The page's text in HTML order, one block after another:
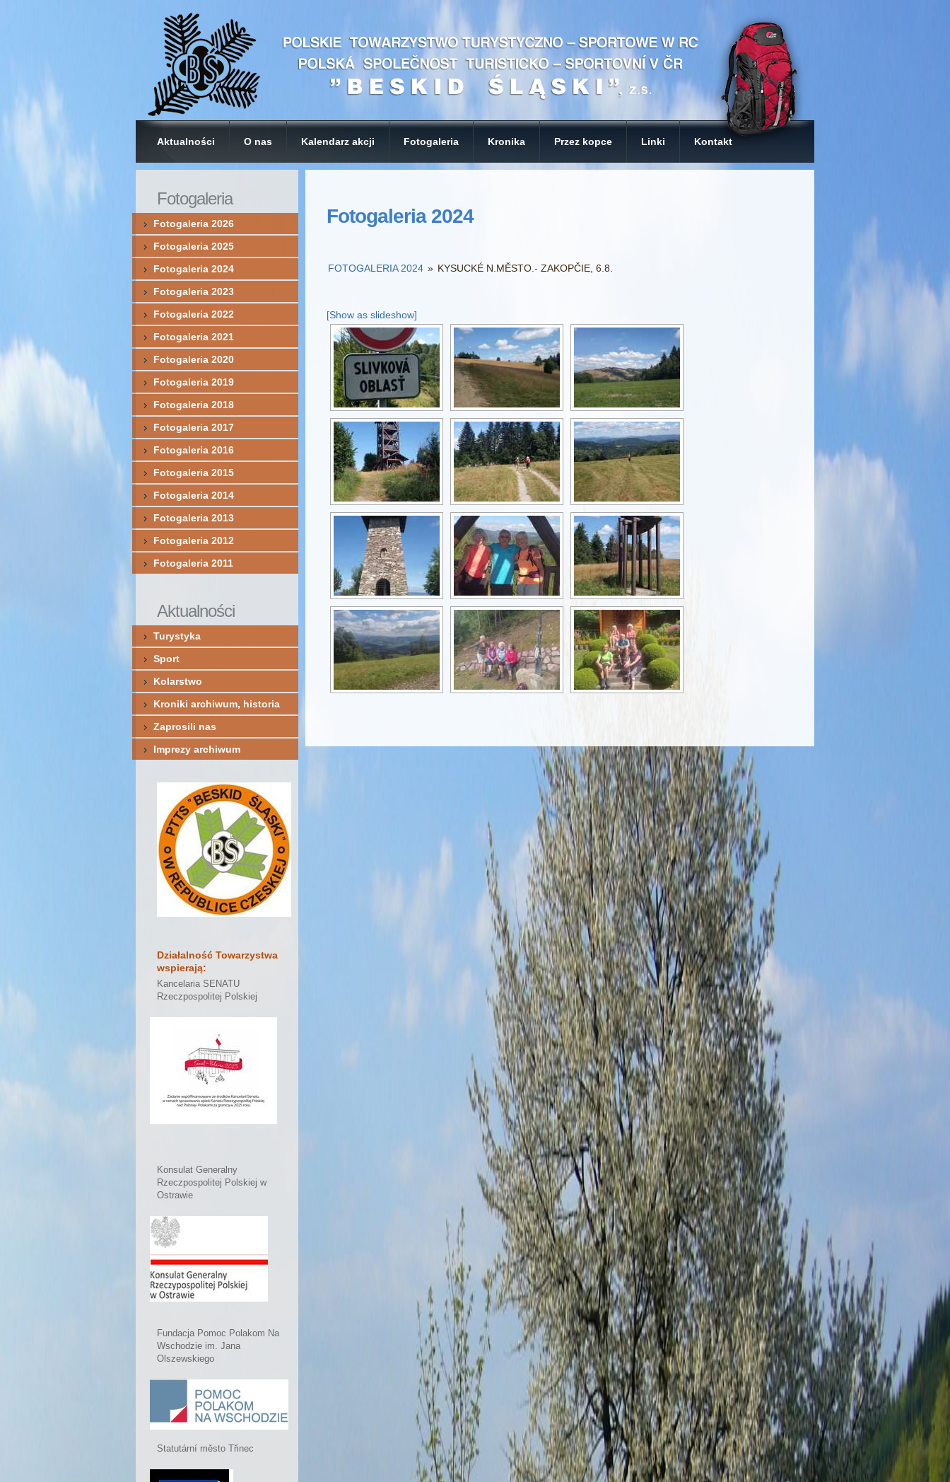
Aktualności O nas Kalendarz akcji Fotogaleria Kronika Przez kopce Linki Kontakt
Fotogaleria 2024
FOTOGALERIA 2024 » KYSUCKÉ N.MĚSTO.- ZAKOPČIE, 6.8.
[Show as slideshow]
Fotogaleria
Fotogaleria 2026
Fotogaleria 2025
Fotogaleria 2024
Fotogaleria 2023
Fotogaleria 2022
Fotogaleria 2021
Fotogaleria 2020
Fotogaleria 2019
Fotogaleria 2018
Fotogaleria 2017
Fotogaleria 2016
Fotogaleria 2015
Fotogaleria 2014
Fotogaleria 2013
Fotogaleria 2012
Fotogaleria 2011
Aktualności
Turystyka
Sport
Kolarstwo
Kroniki archiwum, historia
Zaprosili nas
Imprezy archiwum
Działalność Towarzystwa
wspierają:
Kancelaria SENATU
Rzeczpospolitej Polskiej
Konsulat Generalny
Rzeczpospolitej Polskiej w
Ostrawie
Fundacja Pomoc Polakom Na
Wschodzie im. Jana
Olszewskiego
Statutární město Třinec